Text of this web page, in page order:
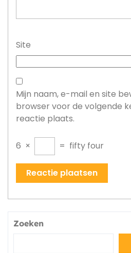
Site
Mijn naam, e-mail en site
browser voor de volgende
reactie plaats.
6 × = fifty four
Zoeken